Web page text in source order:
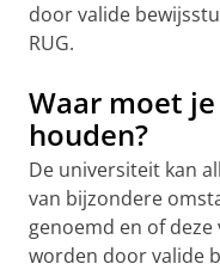
door valide
RUG.
Waar moet
houden?
De universiteit kan
van bijzondere
genoemd en of
worden door valide